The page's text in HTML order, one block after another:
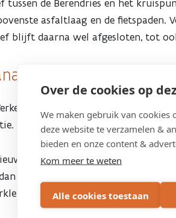
Over de cookies op
We maken gebruik van cookies
deze website te verzamelen &
bieden en onze content &
Kom meer te weten
Alle cookies toestaan
tussen de Berendries en het
asfaltlaag en de
blijft daarna wel afgesloten, tot
1 juli
op het kruispunt van de
Kasteeldreef inclusief het
een grondige make-over
verlichting afgestemd op de